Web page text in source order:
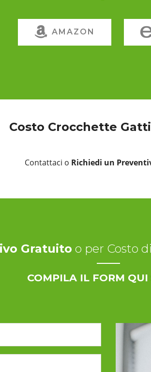
AMAZON
Costo Crocchette
Contattaci o Richiedi un
Gratuito o per Costo
COMPILA IL FORM